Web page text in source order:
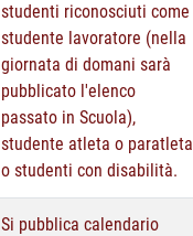
studenti riconosciuti come
studente lavoratore (nella
giornata di domani sarà
pubblicato l'elenco
passato in Scuola),
studente atleta o paratleta
o studenti con disabilità.
Si pubblica calendario